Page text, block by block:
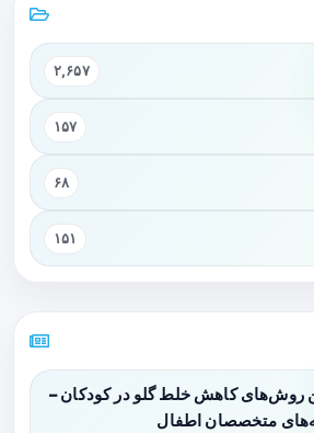
۲,۶۵۷
۱۵۷
۶۸
۱۵۱
روش‌های کاهش خلط گلو در کودکان –
متخصصان اطفال